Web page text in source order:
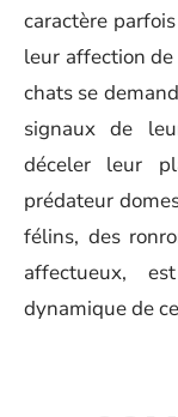
caractère
leur affection
chats se
signaux de
déceler leur
prédateur
félins, des
affectueux,
dynamique de